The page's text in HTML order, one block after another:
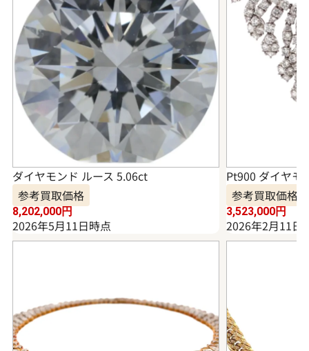
ダイヤモンド ルース 5.06ct
参考買取価格
8,202,000円
2026年5月11日時点
Pt900 ダイヤモ
参考買取価格
3,523,000円
2026年2月11日